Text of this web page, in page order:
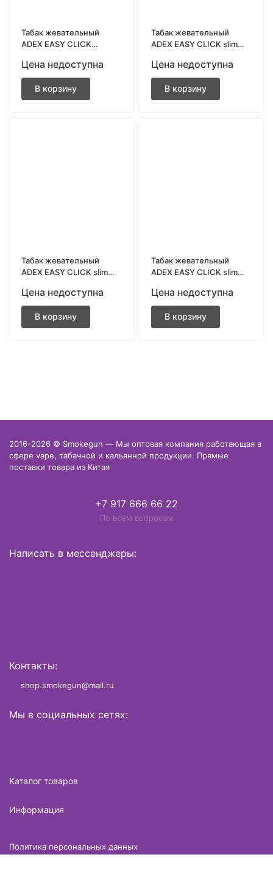
Табак жевательный
ADEX EASY CLICK
ULTRASTRONG
Цена недоступна
В корзину
Табак жевательный
ADEX EASY CLICK slim
Цена недоступна
В корзину
Табак жевательный
ADEX EASY CLICK slim
Цена недоступна
В корзину
Табак жевательный
ADEX EASY CLICK slim
Цена недоступна
В корзину
2016-2026 © Smokegun — Мы оптовая компания работающая в
сфере vape, табачной и кальянной продукции. Прямые
поставки товара из Китая
+7 917 666 66 22
По всем вопросам
Написать в мессенджеры:
Контакты:
shop.smokegun@mail.ru
Мы в социальных сетях:
Каталог товаров
Информация
Политика персональных данных